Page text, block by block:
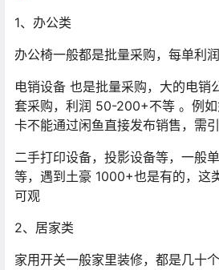
1、办公类
办公椅一般都是批量采购，每单利
电销设备 也是批量采购，大的电销
套采购，利润 50-200+不等 。例
卡不能通过闲鱼直接发布销售，需
二手打印设备，投影设备等，一般
等，遇到土豪 1000+也是有的，这
可观
2、居家类
家用开关一般家里装修，都是几十